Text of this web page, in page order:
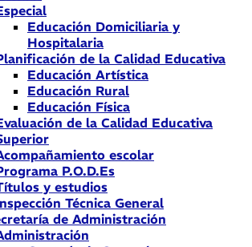
Educación Domiciliaria y
Hospitalaria
de la Calidad Educativa
Educación Artística
Educación Rural
Educación Física
de la Calidad Educativa
escolar
P.O.D.Es
y estudios
Técnica General
de Administración